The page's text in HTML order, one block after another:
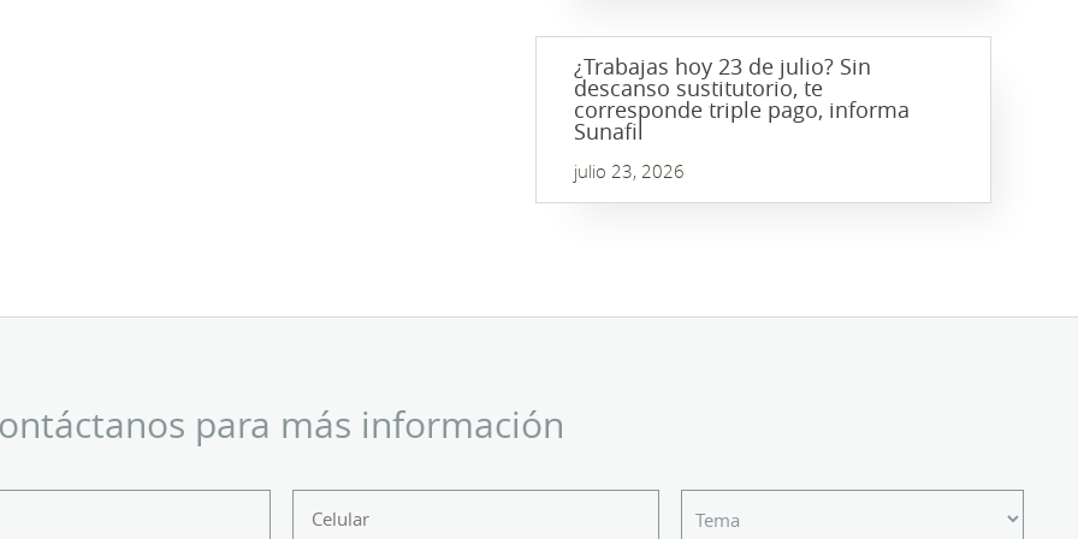
¿Trabajas hoy 23 de julio? Sin
descanso sustitutorio, te
corresponde triple pago, informa
Sunafil
julio 23, 2026
para más información